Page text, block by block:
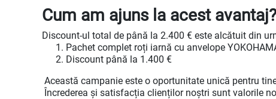
Cum am ajuns la acest
Discount-ul total de până la 2.400 € este alcătuit din
Pachet complet roți iarnă cu anvelope
Discount până la 1.400 €
Această campanie este o oportunitate unică pentru
Încrederea și satisfacția clienților noștri sunt valorile